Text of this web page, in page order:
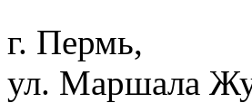
г. Пермь,
ул. Маршала